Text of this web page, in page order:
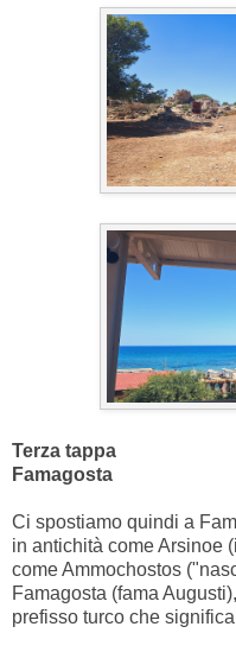
Terza tappa
Famagosta
Ci spostiamo quindi a
in antichità come Arsinoe
come Ammochostos
Famagosta (fama
prefisso turco che